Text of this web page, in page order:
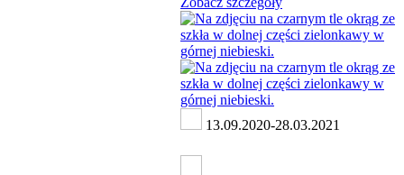
13.09.2020-28.03.2021